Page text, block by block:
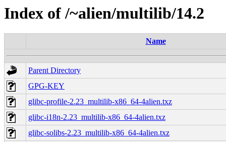
Index of /~alien/multilib/14.2
Name
Parent Directory
GPG-KEY
glibc-profile-2.23_multilib-x86_64-4alien.txz
glibc-i18n-2.23_multilib-x86_64-4alien.txz
glibc-solibs-2.23_multilib-x86_64-4alien.txz